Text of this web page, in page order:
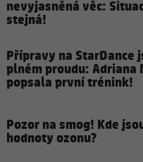
nevyjasněná věc:
stejná!
Přípravy na StarDance
plném proudu: Adriana
popsala první trénink!
Pozor na smog! Kde
hodnoty ozonu?